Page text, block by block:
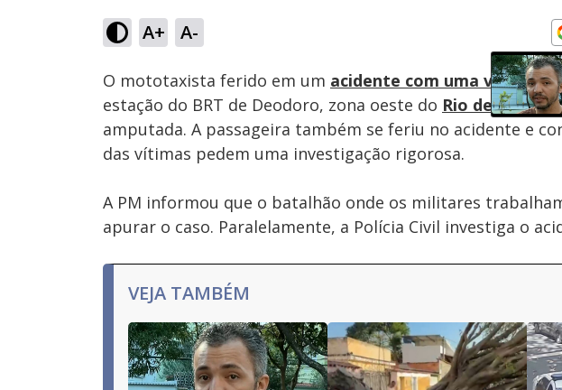
A+ A-
Ativar
Som
O mototaxista ferido em um acidente com uma viatura
estação do BRT de Deodoro, zona oeste do Rio de Janeiro
amputada. A passageira também se feriu no acidente e
das vítimas pedem uma investigação rigorosa.
A PM informou que o batalhão onde os militares
apurar o caso. Paralelamente, a Polícia Civil investiga o
VEJA TAMBÉM